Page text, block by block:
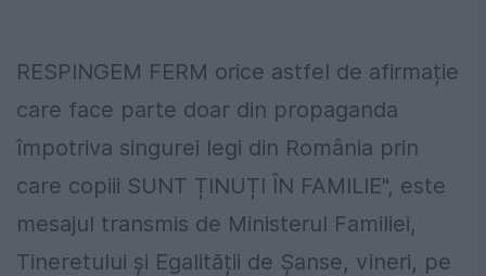
RESPINGEM FERM orice astfel de afirmație
care face parte doar din propaganda
împotriva singurei legi din România prin
care copiii SUNT ȚINUȚI ÎN FAMILIE", este
mesajul transmis de Ministerul Familiei,
Tineretului şi Egalității de Șanse, vineri, pe